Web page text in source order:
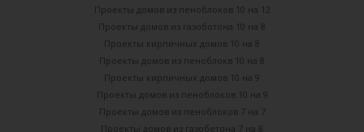
Проекты домов из пеноблоков 10 на 12
Проекты домов из газоботона 10 на 8
Проекты кирпичных домов 10 на 8
Проекты домов из пеноблокв 10 на 8
Проекты кирпичных домов 10 на 9
Проекты домов из пеноблоков 10 на 9
Проекты домов из пеноблоков 7 на 7
Проекты домов из газобетона 7 на 8